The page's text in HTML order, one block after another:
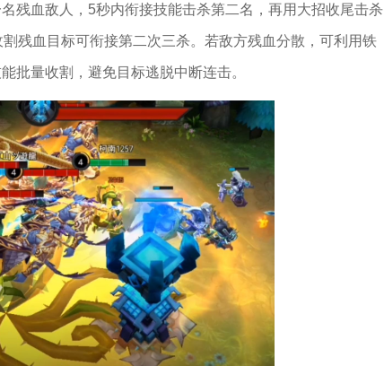
残血敌人，5秒内衔接技能击杀第二名，再用大招收尾击杀
残血目标可衔接第二次三杀。若敌方残血分散，可利用铁
批量收割，避免目标逃脱中断连击。